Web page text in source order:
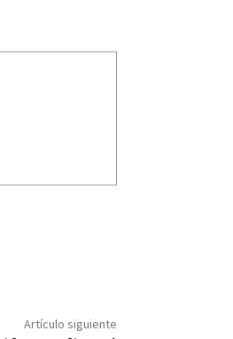
Artículo siguiente